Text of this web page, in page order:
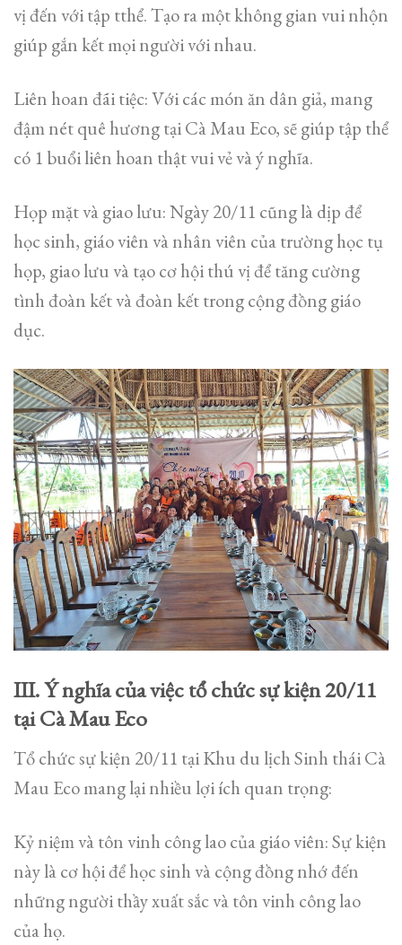
vị đến với tập tthể. Tạo ra một không gian vui nhộn
giúp gắn kết mọi người với nhau.
Liên hoan đãi tiệc: Với các món ăn dân giả, mang
đậm nét quê hương tại Cà Mau Eco, sẽ giúp tập thể
có 1 buổi liên hoan thật vui vẻ và ý nghĩa.
Họp mặt và giao lưu: Ngày 20/11 cũng là dịp để
học sinh, giáo viên và nhân viên của trường học tụ
họp, giao lưu và tạo cơ hội thú vị để tăng cường
tình đoàn kết và đoàn kết trong cộng đồng giáo
dục.
III. Ý nghĩa của việc tổ chức sự kiện 20/11
tại Cà Mau Eco
Tổ chức sự kiện 20/11 tại Khu du lịch Sinh thái Cà
Mau Eco mang lại nhiều lợi ích quan trọng:
Kỷ niệm và tôn vinh công lao của giáo viên: Sự kiện
này là cơ hội để học sinh và cộng đồng nhớ đến
những người thầy xuất sắc và tôn vinh công lao
của họ.